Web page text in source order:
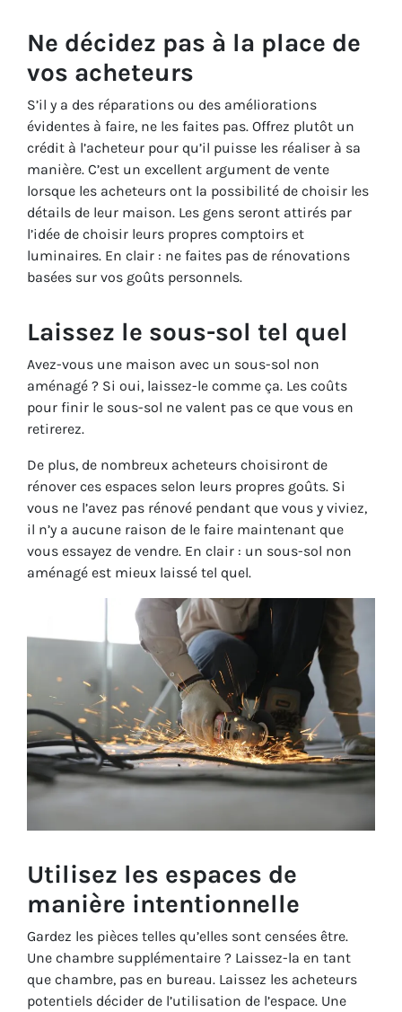
Ne décidez pas à la place de
vos acheteurs
S’il y a des réparations ou des améliorations
évidentes à faire, ne les faites pas. Offrez plutôt un
crédit à l’acheteur pour qu’il puisse les réaliser à sa
manière. C’est un excellent argument de vente
lorsque les acheteurs ont la possibilité de choisir les
détails de leur maison. Les gens seront attirés par
l’idée de choisir leurs propres comptoirs et
luminaires. En clair : ne faites pas de rénovations
basées sur vos goûts personnels.
Laissez le sous-sol tel quel
Avez-vous une maison avec un sous-sol non
aménagé ? Si oui, laissez-le comme ça. Les coûts
pour finir le sous-sol ne valent pas ce que vous en
retirerez.
De plus, de nombreux acheteurs choisiront de
rénover ces espaces selon leurs propres goûts. Si
vous ne l’avez pas rénové pendant que vous y viviez,
il n’y a aucune raison de le faire maintenant que
vous essayez de vendre. En clair : un sous-sol non
aménagé est mieux laissé tel quel.
Utilisez les espaces de
manière intentionnelle
Gardez les pièces telles qu’elles sont censées être.
Une chambre supplémentaire ? Laissez-la en tant
que chambre, pas en bureau. Laissez les acheteurs
potentiels décider de l’utilisation de l’espace. Une